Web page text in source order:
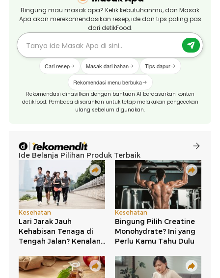
Bingung mau masak apa? Ketik kebutuhanmu, dan Masak
Apa akan merekomendasikan resep, ide dan tips paling pas
dari detikFood.
Cari resep Masak dari bahan Tips dapur
Rekomendasi menu berbuka
Rekomendasi dihasilkan dengan bantuan AI berdasarkan konten
detikFood. Pembaca disarankan untuk tetap melakukan pengecekan
ulang sebelum digunakan.